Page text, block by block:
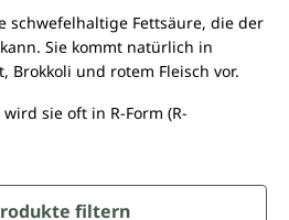
schwefelhaltige Fettsäure, die der
Sie kommt natürlich in
Brokkoli und rotem Fleisch vor.
sie oft in R-Form (R-
filtern